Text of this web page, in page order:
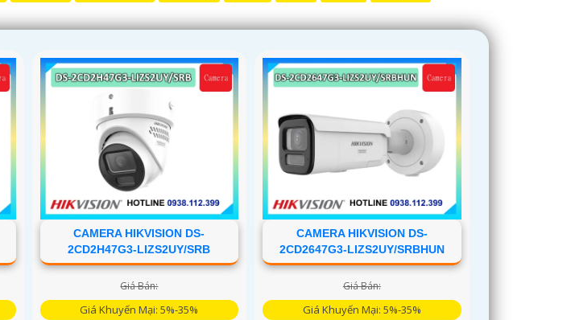
CAMERA HIKVISION DS-
2CD2H47G3-LIZS2UY/SRB
Giá Bán:
Giá Khuyến Mại: 5%-35%
CAMERA HIKVISION DS-
2CD2647G3-LIZS2UY/SRBHUN
Giá Bán:
Giá Khuyến Mại: 5%-35%